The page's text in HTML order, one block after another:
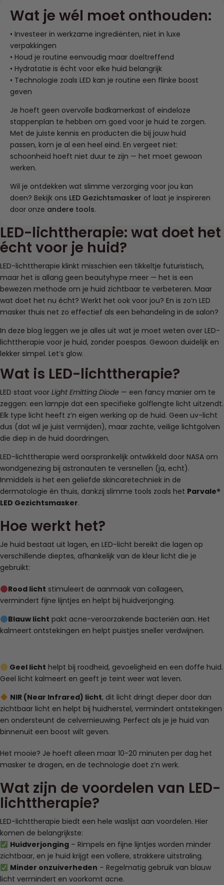
Wat je wél moet onthouden:
• Investeer in werkzame ingrediënten, niet in luxe
verpakkingen
• Houd je routine eenvoudig maar doeltreffend
• Hydratatie is écht voor elke huid belangrijk
• Technologie zoals LED kan je routine een flinke boost
geven
Je hoeft geen overvolle badkamerkast of eindeloze
stappenplan te hebben om goed voor je huid te zorgen.
Met de juiste kennis en producten die bij jouw huid
passen, kom je al een heel eind. En vergeet niet:
schoonheid hoeft niet duur te zijn — het moet gewoon
werken.
Wil je ontdekken wat slimme verzorging voor jou kan
doen? Bekijk ons LED Gezichtsmasker of laat je inspireren
door onze andere tools.
LED-lichttherapie: wat doet het
écht voor je huid?
LED-lichttherapie klinkt misschien een tikkeltje futuristisch,
maar het is allang geen beautyhype meer — het is een
bewezen methode om je huid zichtbaar te verbeteren. Maar
wat doet het nu écht? Werkt het ook voor jou? En is zo’n LED
masker thuis net zo effectief als een behandeling in de salon?
In deze blog leggen we je alles uit wat je moet weten over LED-
lichttherapie voor je huid, zonder poespas. Gewoon duidelijk en
lekker simpel. Let’s glow.
Wat is LED-lichttherapie?
LED staat voor Light Emitting Diode — een fancy manier om te
zeggen: een lampje dat een specifieke golflengte licht uitzendt.
Elk type licht heeft z’n eigen werking op de huid. Geen uv-licht
dus (dat wil je juist vermijden), maar zachte, veilige lichtgolven
die diep in de huid doordringen.
LED-lichttherapie werd oorspronkelijk ontwikkeld door NASA om
wondgenezing bij astronauten te versnellen (ja, echt).
Inmiddels is het een geliefde skincaretechniek in de
dermatologie én thuis, dankzij slimme tools zoals het Parvale®
LED Gezichtsmasker.
Hoe werkt het?
Je huid bestaat uit lagen, en LED-licht bereikt die lagen op
verschillende dieptes, afhankelijk van de kleur licht die je
gebruikt:
Rood licht stimuleert de aanmaak van collageen,
vermindert fijne lijntjes en helpt bij huidverjonging.
Blauw licht pakt acne-veroorzakende bacteriën aan. Het
kalmeert ontstekingen en helpt puistjes sneller verdwijnen.
Geel licht helpt bij roodheid, gevoeligheid en een doffe huid.
Geel licht kalmeert en geeft je teint weer wat leven.
NIR (Near Infrared) licht, dit licht dringt dieper door dan
zichtbaar licht en helpt bij huidherstel, vermindert ontstekingen
en ondersteunt de celvernieuwing. Perfect als je je huid van
binnenuit een boost wilt geven.
Het mooie? Je hoeft alleen maar 10-20 minuten per dag het
masker te dragen, en de technologie doet z’n werk.
Wat zijn de voordelen van LED-
lichttherapie?
LED-lichttherapie biedt een hele waslijst aan voordelen. Hier
komen de belangrijkste:
Huidverjonging– Rimpels en fijne lijntjes worden minder
zichtbaar, en je huid krijgt een vollere, strakkere uitstraling.
Minder onzuiverheden – Regelmatig gebruik van blauw
licht vermindert en voorkomt acne.